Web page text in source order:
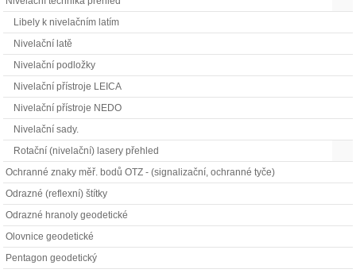
Libely k nivelačním latím
Nivelační latě
Nivelační podložky
Nivelační přístroje LEICA
Nivelační přístroje NEDO
Nivelační sady.
Rotační (nivelační) lasery přehled
Ochranné znaky měř. bodů OTZ - (signalizační, ochranné tyče)
Odrazné (reflexní) štítky
Odrazné hranoly geodetické
Olovnice geodetické
Pentagon geodetický